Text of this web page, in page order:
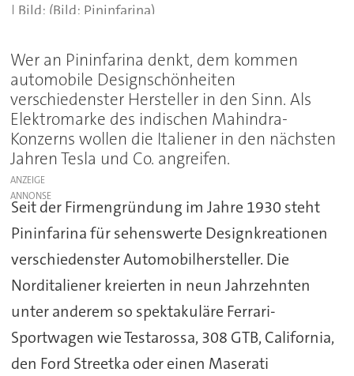
(Bild: Pininfarina)
Wer an Pininfarina denkt, dem kommen
automobile Designschönheiten
verschiedenster Hersteller in den Sinn. Als
Elektromarke des indischen Mahindra-
Konzerns wollen die Italiener in den nächsten
Jahren Tesla und Co. angreifen.
ANZEIGE
Seit der Firmengründung im Jahre 1930 steht
Pininfarina für sehenswerte Designkreationen
verschiedenster Automobilhersteller. Die
Norditaliener kreierten in neun Jahrzehnten
unter anderem so spektakuläre Ferrari-
Sportwagen wie Testarossa, 308 GTB, California,
den Ford Streetka oder einen Maserati